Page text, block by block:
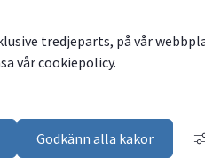
tredjeparts, på vår
vår cookiepolicy.
Godkänn alla kakor